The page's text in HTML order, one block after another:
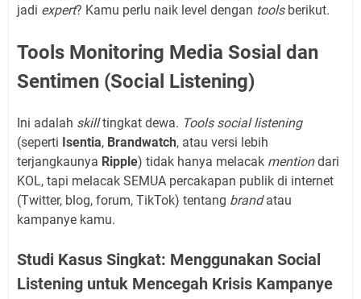
jadi expert? Kamu perlu naik level dengan toolsberikut.
Tools Monitoring Media Sosial dan
Sentimen (Social Listening)
Ini adalah skilltingkat dewa. Tools social listening
(seperti Isentia, Brandwatch, atau versi lebih
terjangkaunya Ripple) tidak hanya melacak mentiondari
KOL, tapi melacak SEMUA percakapan publik di internet
(Twitter, blog, forum, TikTok) tentang brandatau
kampanye kamu.
Studi Kasus Singkat: Menggunakan Social
Listening untuk Mencegah Krisis Kampanye